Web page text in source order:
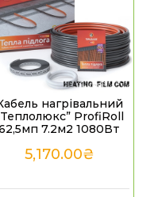
нагрівальний
ProfiRoll
7.2м2 1080Вт
5,170.00₴